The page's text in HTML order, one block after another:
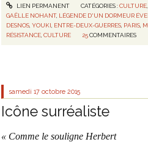
LIEN PERMANENT CATÉGORIES :CULTURE,
GAËLLE NOHANT, LÉGENDE D'UN DORMEUR
DESNOS ,YOUKI ENTRE-DEUX-GUERRES PARIS
RÉSISTANCE ,CULTURE 25 COMMENTAIRES
samedi 17 octobre 2015
Icône surréaliste
« Comme le souligne Herbert